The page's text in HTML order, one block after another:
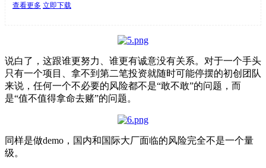
查看更多 立即下载
说白了，这跟谁更努力、谁更有诚意没有关系。对于一个手头
只有一个项目、拿不到第二笔投资就随时可能停摆的初创团队
来说，任何一个不必要的风险都不是“敢不敢”的问题，而
是“值不值得拿命去赌”的问题。
同样是做demo，国内和国际大厂面临的风险完全不是一个量
级。